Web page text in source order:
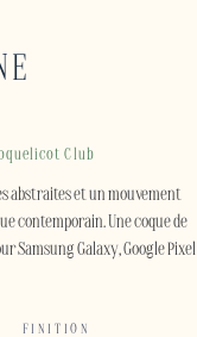
Club
abstraites et un mouvement
contemporain. Une coque de
Samsung Galaxy, Google Pixel
FINITION